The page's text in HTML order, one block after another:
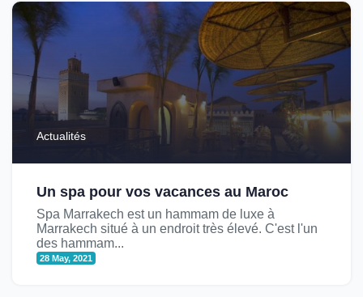
Actualités
Un spa pour vos vacances au Maroc
Spa Marrakech est un hammam de luxe à
Marrakech situé à un endroit très élevé. C'est l'un
des hammam...
28 May, 2021